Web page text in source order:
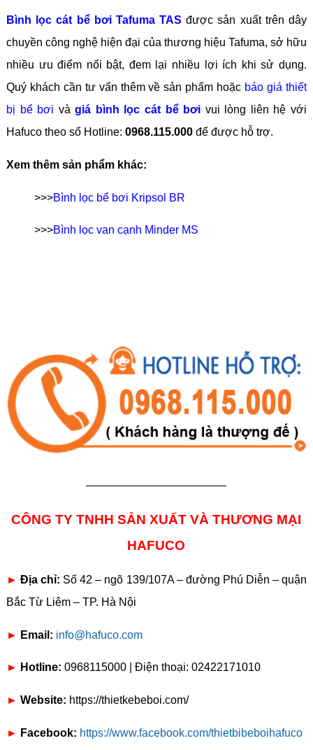
Bình lọc cát bể bơi Tafuma TAS được sản xuất trên dây
chuyền công nghệ hiện đại của thương hiệu Tafuma, sở hữu
nhiều ưu điểm nổi bật, đem lại nhiều lợi ích khi sử dụng.
Quý khách cần tư vấn thêm về sản phẩm hoặc báo giá thiết
bị bể bơi vàgiá bình lọc cát bể bơi vui lòng liên hệ với
Hafuco theo số Hotline: 0968.115.000để được hỗ trợ.
Xem thêm sản phẩm khác:
>>>Bình lọc bể bơi Kripsol BR
>>>Bình lọc van cạnh Minder MS
————————————–
CÔNG TY TNHH SẢN XUẤT VÀ THƯƠNG MẠI
HAFUCO
► Địa chỉ: Số 42 – ngõ 139/107A – đường Phú Diễn – quận
Bắc Từ Liêm – TP. Hà Nội
► Email: info@hafuco.com
► Hotline: 0968115000 | Điện thoại: 02422171010
► Website: https://thietkebeboi.com/
► Facebook: https://www.facebook.com/thietbibeboihafuco